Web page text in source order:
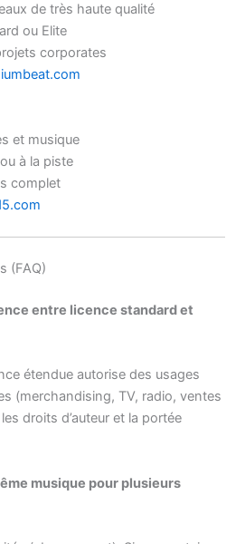
de très haute qualité
ou Elite
corporates
et musique
à la piste
complet
(FAQ)
entre licence standard et
étendue autorise des usages
(merchandising, TV, radio, ventes
droits d’auteur et la portée
musique pour plusieurs